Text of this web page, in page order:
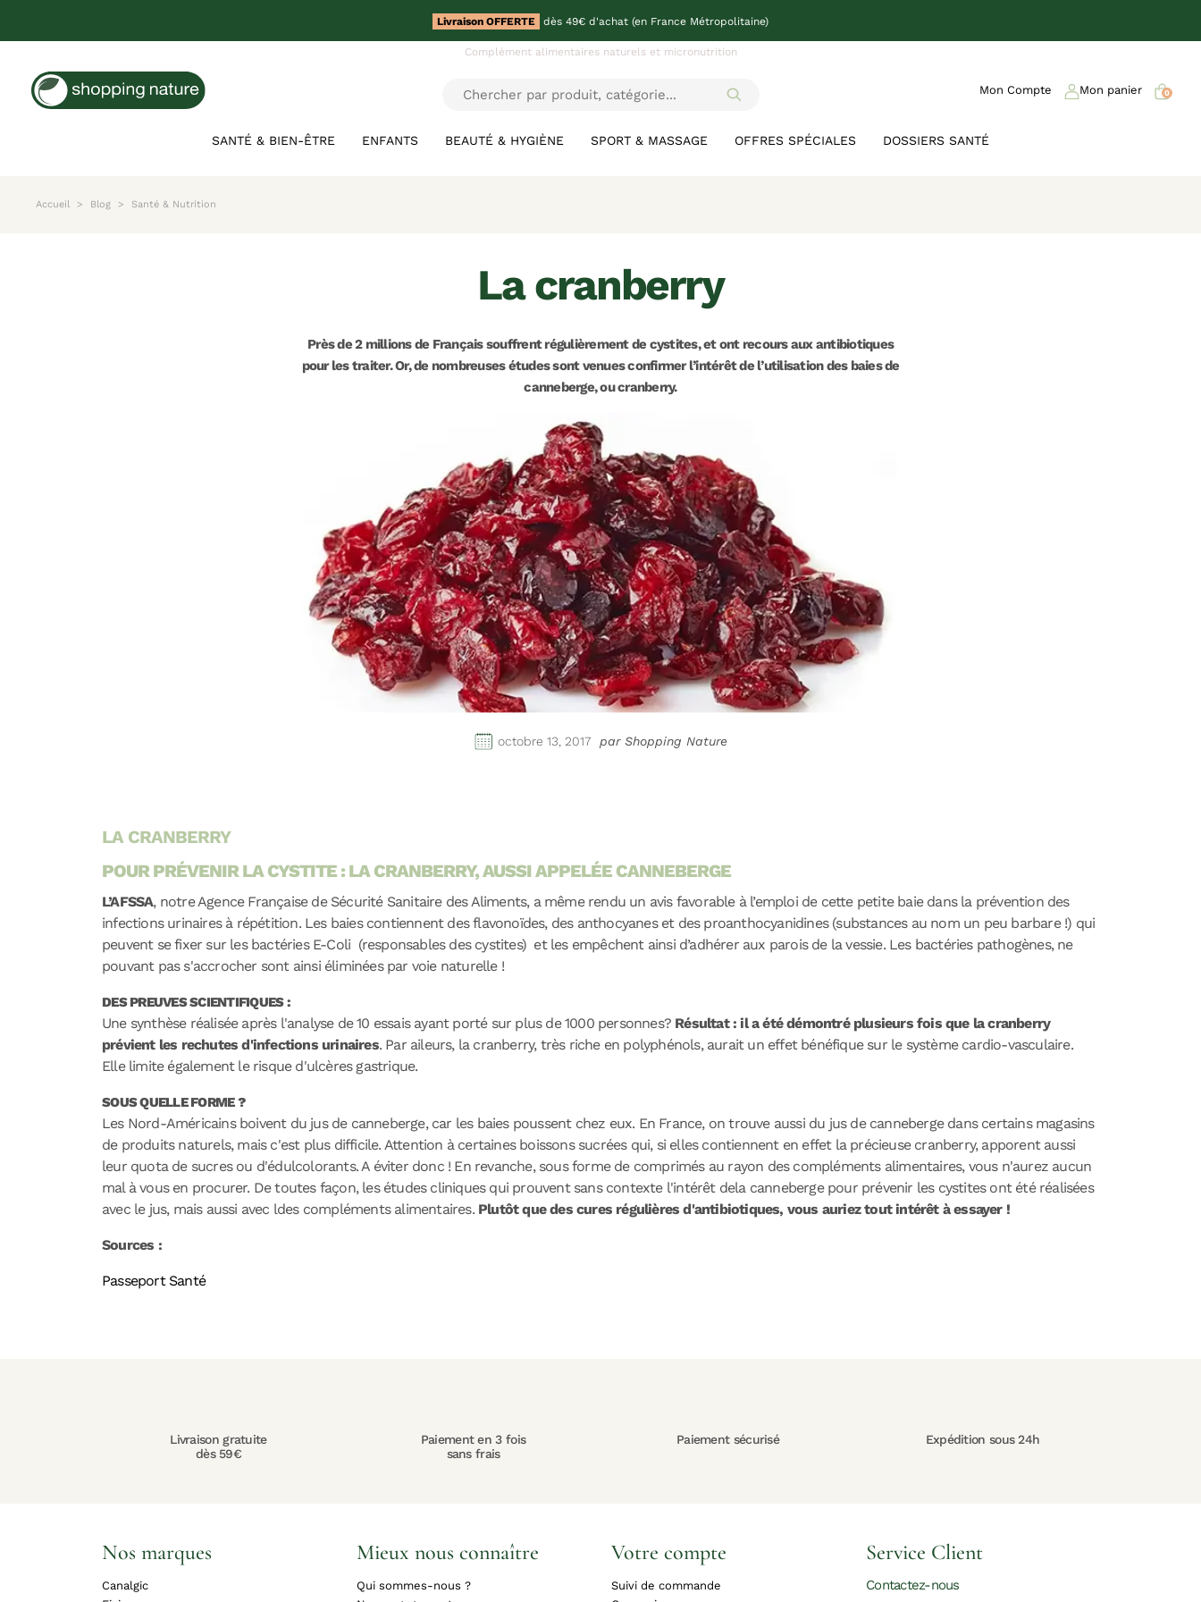
Livraison OFFERTE dès 49€ d'achat (en France Métropolitaine)
Complément alimentaires naturels et micronutrition
SANTÉ & BIEN-ÊTRE ENFANTS BEAUTÉ & HYGIÈNE SPORT & MASSAGE OFFRES SPÉCIALES DOSSIERS SANTÉ
Mon Compte Mon panier 0
Accueil Blog Santé & Nutrition
la cranberry
Près de 2 millions de Français souffrent régulièrement de cystites, et ont recours aux antibiotiques
pour les traiter. Or, de nombreuses études sont venues confirmer l’intérêt de l’utilisation des baies de
canneberge, ou cranberry.
octobre 13, 2017 par Shopping Nature
LA CRANBERRY
POUR PRÉVENIR LA CYSTITE : LA CRANBERRY, AUSSI APPELÉE CANNEBERGE
L’AFSSA, notre Agence Française de Sécurité Sanitaire des Aliments, a même rendu un avis favorable à l’emploi de cette petite baie dans la prévention des
infections urinaires à répétition. Les baies contiennent des flavonoïdes, des anthocyanes et des proanthocyanidines (substances au nom un peu barbare !) qui
peuvent se fixer sur les bactéries E-Coli (responsables des cystites) et les empêchent ainsi d’adhérer aux parois de la vessie. Les bactéries pathogènes, ne
pouvant pas s'accrocher sont ainsi éliminées par voie naturelle !
DES PREUVES SCIENTIFIQUES :
Une synthèse réalisée après l'analyse de 10 essais ayant porté sur plus de 1000 personnes? Résultat : il a été démontré plusieurs fois que la cranberry
prévient les rechutes d'infections urinaires. Par aileurs, la cranberry, très riche en polyphénols, aurait un effet bénéfique sur le système cardio-vasculaire.
Elle limite également le risque d'ulcères gastrique.
SOUS QUELLE FORME ?
Les Nord-Américains boivent du jus de canneberge, car les baies poussent chez eux. En France, on trouve aussi du jus de canneberge dans certains magasins
de produits naturels, mais c'est plus difficile. Attention à certaines boissons sucrées qui, si elles contiennent en effet la précieuse cranberry, apporent aussi
leur quota de sucres ou d'édulcolorants. A éviter donc ! En revanche, sous forme de comprimés au rayon des compléments alimentaires, vous n'aurez aucun
mal à vous en procurer. De toutes façon, les études cliniques qui prouvent sans contexte l'intérêt dela canneberge pour prévenir les cystites ont été réalisées
avec le jus, mais aussi avec ldes compléments alimentaires. Plutôt que des cures régulières d'antibiotiques, vous auriez tout intérêt à essayer !
Sources :
Passeport Santé
Livraison gratuite
dès 59€
Paiement en 3 fois
sans frais
Paiement sécurisé Expédition sous 24h
Nos marques
Canalgic
Mieux nous connaître
Qui sommes-nous ?
Votre compte
Suivi de commande
Service Client
Contactez-nous